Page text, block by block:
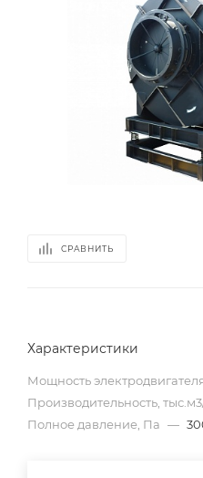
СРАВНИТЬ
Характеристики
Мощность
Производительность,
Полное давление, Па —